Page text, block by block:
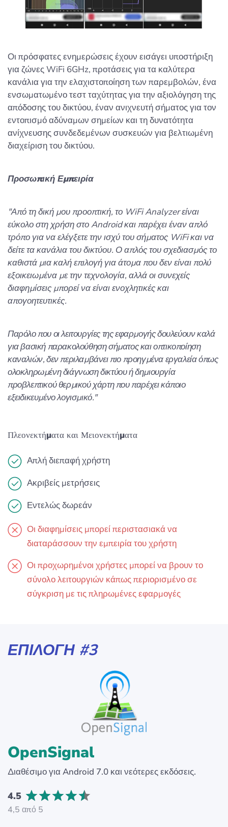
Οι πρόσφατες ενημερώσεις έχουν εισάγει υποστήριξη
για ζώνες WiFi 6GHz, προτάσεις για τα καλύτερα
κανάλια για την ελαχιστοποίηση των παρεμβολών, ένα
ενσωματωμένο τεστ ταχύτητας για την αξιολόγηση της
απόδοσης του δικτύου, έναν ανιχνευτή σήματος για τον
εντοπισμό αδύναμων σημείων και τη δυνατότητα
ανίχνευσης συνδεδεμένων συσκευών για βελτιωμένη
διαχείριση του δικτύου.
Προσωπική Εμπειρία
"Από τη δική μου προοπτική, το WiFi Analyzer είναι
εύκολο στη χρήση στο Android και παρέχει έναν απλό
τρόπο για να ελέγξετε την ισχύ του σήματος WiFi και να
δείτε τα κανάλια του δικτύου. Ο απλός του σχεδιασμός το
καθιστά μια καλή επιλογή για άτομα που δεν είναι πολύ
εξοικειωμένα με την τεχνολογία, αλλά οι συνεχείς
διαφημίσεις μπορεί να είναι ενοχλητικές και
απογοητευτικές.
Παρόλο που οι λειτουργίες της εφαρμογής δουλεύουν καλά
για βασική παρακολούθηση σήματος και οπτικοποίηση
καναλιών, δεν περιλαμβάνει πιο προηγμένα εργαλεία όπως
ολοκληρωμένη διάγνωση δικτύου ή δημιουργία
προβλεπτικού θερμικού χάρτη που παρέχει κάποιο
εξειδικευμένο λογισμικό."
Πλεονεκτήματα και Μειονεκτήματα
Απλή διεπαφή χρήστη
Ακριβείς μετρήσεις
Εντελώς δωρεάν
Οι διαφημίσεις μπορεί περιστασιακά να
διαταράσσουν την εμπειρία του χρήστη
Οι προχωρημένοι χρήστες μπορεί να βρουν το
σύνολο λειτουργιών κάπως περιορισμένο σε
σύγκριση με τις πληρωμένες εφαρμογές
ΕΠΙΛΟΓΉ #3
OpenSignal
Διαθέσιμο για Android 7.0 και νεότερες εκδόσεις.
4.5
4,5 από 5